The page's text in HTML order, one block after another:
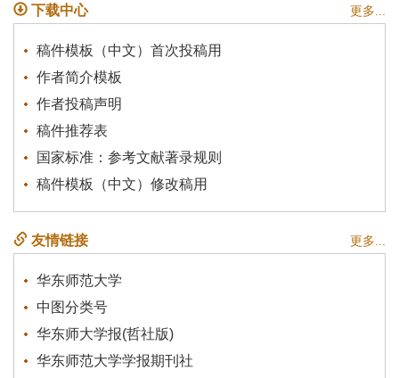
下载中心 更多...
稿件模板（中文）首次投稿用
作者简介模板
作者投稿声明
稿件推荐表
国家标准：参考文献著录规则
稿件模板（中文）修改稿用
友情链接 更多...
华东师范大学
中图分类号
华东师大学报(哲社版)
华东师范大学学报期刊社